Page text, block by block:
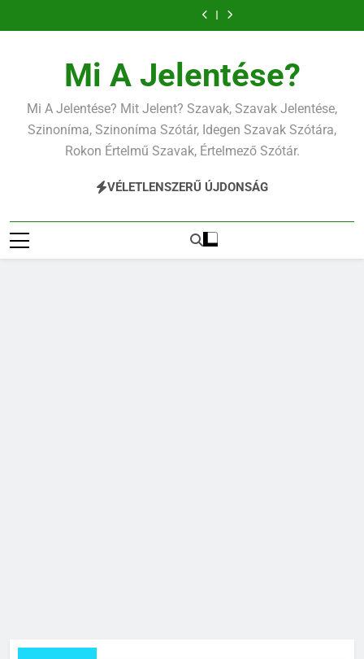
a
jelentése
Civilizáció
jelentése
Contemporary
Mi A Jelentése?
Mi A Jelentése? Mit Jelent? Szavak, Szavak Jelentése,
Szinoníma, Szinoníma Szótár, Idegen Szavak Szótára,
Rokon Értelmű Szavak, Értelmező Szótár.
VÉLETLENSZERŰ ÚJDONSÁG